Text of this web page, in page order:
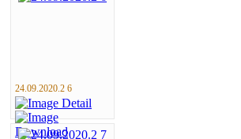
24.09.2020.2 6